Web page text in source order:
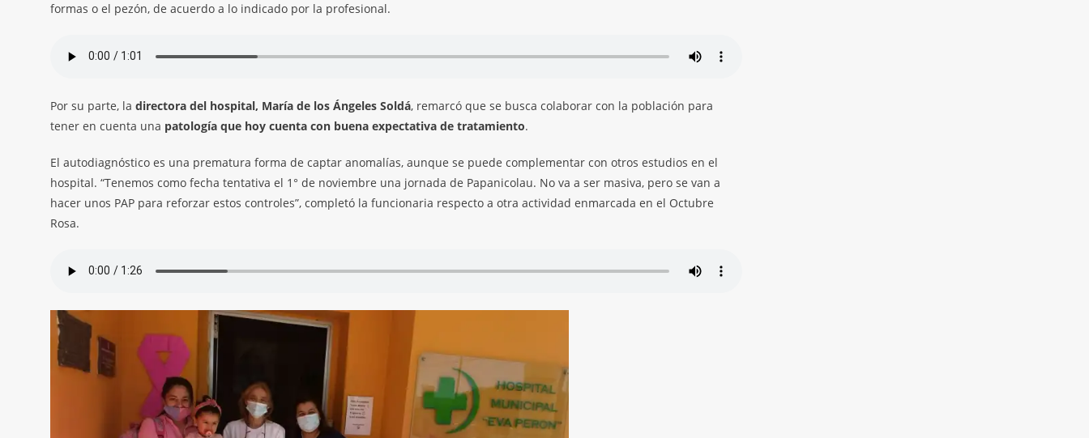
formas o el pezón, de acuerdo a lo indicado por la profesional.
Por su parte, la directora del hospital, María de los Ángeles Soldá, remarcó que se busca colaborar con la población para
tener en cuenta una patología que hoy cuenta con buena expectativa de tratamiento.
El autodiagnóstico es una prematura forma de captar anomalías, aunque se puede complementar con otros estudios en el
hospital. “Tenemos como fecha tentativa el 1° de noviembre una jornada de Papanicolau. No va a ser masiva, pero se van a
hacer unos PAP para reforzar estos controles”, completó la funcionaria respecto a otra actividad enmarcada en el Octubre
Rosa.